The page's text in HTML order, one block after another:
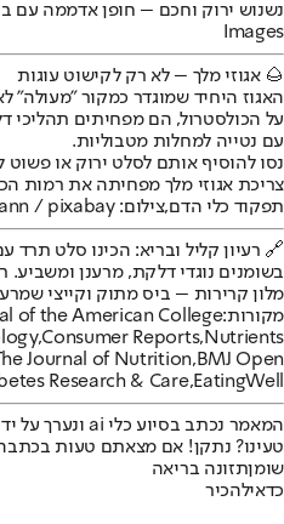
Images
🌰 אגוזי מלך – לא רק לקישוט עוגות
על הכולסטרול, הם מפחיתים תהליכי
עם נטייה למחלות מטבוליות.
נסו להוסיף אותם לסלט ירוק או פשוט
תפקוד כלי הדם,צילום: maxmann / pixabay
🔗 רעיון קליל ובריא: הכינו סלט תרד
בשומנים נוגדי דלקת, מרענן ומשביע.
מלון קרירות – ביס מתוק וקייצי
מקורות:of the American College
Consumer Reports,Nutrients
Journal of Nutrition,BMJ Open
Research & Care,EatingWell
המאמר נכתב בסיוע כלי ai ונערך על ידי עורכת המדור.
טעינו? נתקן! אם מצאתם טעות
שומןתזונה בריאה
כדאילהכיר